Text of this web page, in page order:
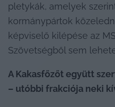
pletykák, amelyek
kormánypártok
képviselő kilépése az
Szövetségből sem
A Kakasfőzőt együtt
– utóbbi frakciója neki